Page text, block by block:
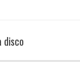
disco